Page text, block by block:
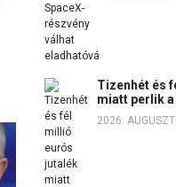
Tizenhét és
miatt perlik
2026.